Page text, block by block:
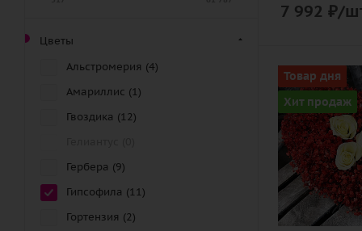
7 992 ₽/
Товар дня
Хит продаж
Цвет
белый,
красный
Описание
гипсофилы,
роза, оазис,
лента,
в виде
Цветы
Альстромерия (4)
Амариллис (1)
Гвоздика (12)
Гербера (9)
Гипсофила (11)
Гортензия (2)